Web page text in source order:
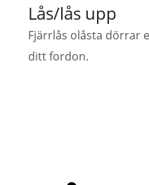
Lås/lås upp
Fjärrlås olåsta dörrar
ditt fordon.